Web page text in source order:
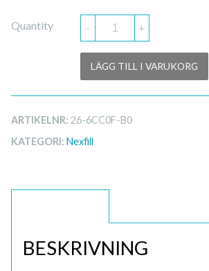
priset
var:
339.00 kr.
priset
är:
289.00 kr.
Quantity - +
LÄGG TILL I VARUKORG
ARTIKELNR: 26-6CC0F-B0
KATEGORI: Nexfill
BESKRIVNING